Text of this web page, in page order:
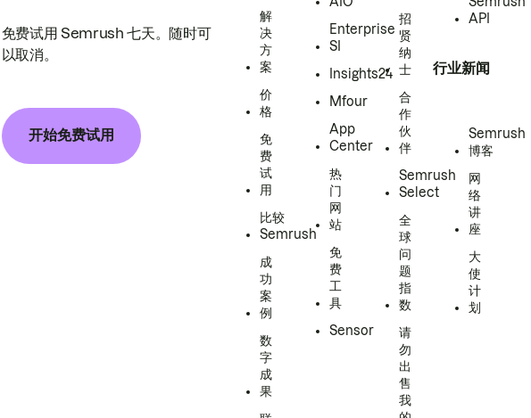
免费试用 Semrush 七天。随时可
以取消。
开始免费试用
解
决
方
案
价
格
免
费
试
用
比较
Semrush
成
功
案
例
数
字
成
果
Enterprise
SI
Insights24
Mfour
App
Center
热
门
网
站
免
费
工
具
Sensor
招
贤
纳
士
合
作
伙
伴
Semrush
Select
全
球
问
题
指
数
请
勿
出
售
我
API
行业新闻
Semrush
博客
网
络
讲
座
大
使
计
划